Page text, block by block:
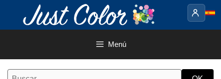
contenido
Menú